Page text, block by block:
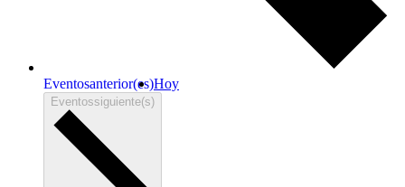
Eventosanterior(es)Hoy
Eventossiguiente(s)